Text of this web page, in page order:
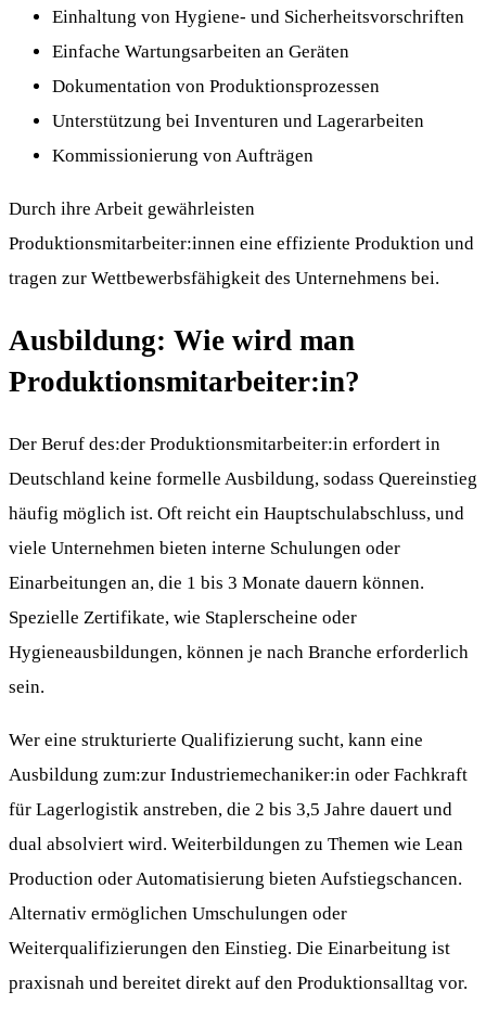
Einhaltung von Hygiene- und Sicherheitsvorschriften
Einfache Wartungsarbeiten an Geräten
Dokumentation von Produktionsprozessen
Unterstützung bei Inventuren und Lagerarbeiten
Kommissionierung von Aufträgen
Durch ihre Arbeit gewährleisten
Produktionsmitarbeiter:innen eine effiziente Produktion und
tragen zur Wettbewerbsfähigkeit des Unternehmens bei.
Ausbildung: Wie wird man
Produktionsmitarbeiter:in?
Der Beruf des:der Produktionsmitarbeiter:in erfordert in
Deutschland keine formelle Ausbildung, sodass Quereinstieg
häufig möglich ist. Oft reicht ein Hauptschulabschluss, und
viele Unternehmen bieten interne Schulungen oder
Einarbeitungen an, die 1 bis 3 Monate dauern können.
Spezielle Zertifikate, wie Staplerscheine oder
Hygieneausbildungen, können je nach Branche erforderlich
sein.
Wer eine strukturierte Qualifizierung sucht, kann eine
Ausbildung zum:zur Industriemechaniker:in oder Fachkraft
für Lagerlogistik anstreben, die 2 bis 3,5 Jahre dauert und
dual absolviert wird. Weiterbildungen zu Themen wie Lean
Production oder Automatisierung bieten Aufstiegschancen.
Alternativ ermöglichen Umschulungen oder
Weiterqualifizierungen den Einstieg. Die Einarbeitung ist
praxisnah und bereitet direkt auf den Produktionsalltag vor.